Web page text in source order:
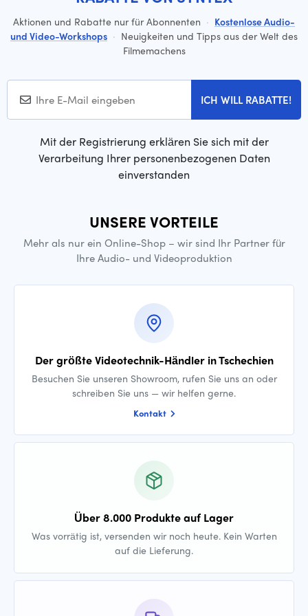
Aktionen und Rabatte nur für Abonnenten · Kostenlose Audio-
und Video-Workshops · Neuigkeiten und Tipps aus der Welt des
Filmemachens
ICH WILL RABATTE!
Mit der Registrierung erklären Sie sich mit der
Verarbeitung Ihrer personenbezogenen Daten
einverstanden
UNSERE VORTEILE
Mehr als nur ein Online-Shop – wir sind Ihr Partner für
Ihre Audio- und Videoproduktion
Der größte Videotechnik-Händler in Tschechien
Besuchen Sie unseren Showroom, rufen Sie uns an oder
schreiben Sie uns — wir helfen gerne.
Kontakt
Über 8.000 Produkte auf Lager
Was vorrätig ist, versenden wir noch heute. Kein Warten
auf die Lieferung.